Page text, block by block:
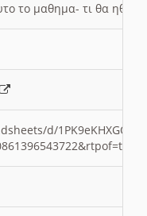
το μαθημα- τι θα
d/